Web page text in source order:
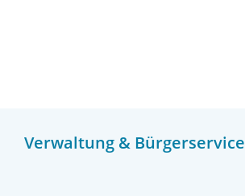
Verwaltung & Bürgerservice